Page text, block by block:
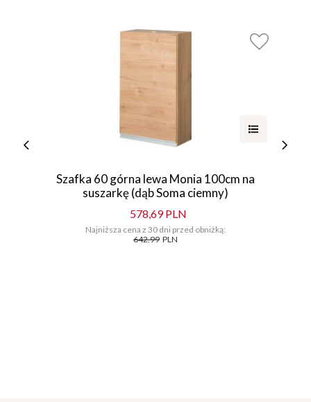
Szafka 60 górna lewa Monia 100cm na
suszarkę (dąb Soma ciemny)
578,69 PLN
Najniższa cena z 30 dni przed obniżką:
642.99 PLN